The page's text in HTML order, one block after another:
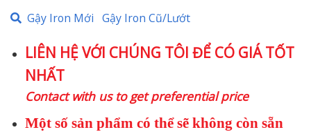
là:
46.580.000 ₫.là:
34.600.000
Gậy Iron Mới Gậy Iron Cũ/Lướt
LIÊN HỆ VỚI CHÚNG TÔI ĐỂ CÓ GIÁ TỐT
NHẤT
Contact with us to get preferential price
Một số sản phẩm có thể sẽ không còn sẵn